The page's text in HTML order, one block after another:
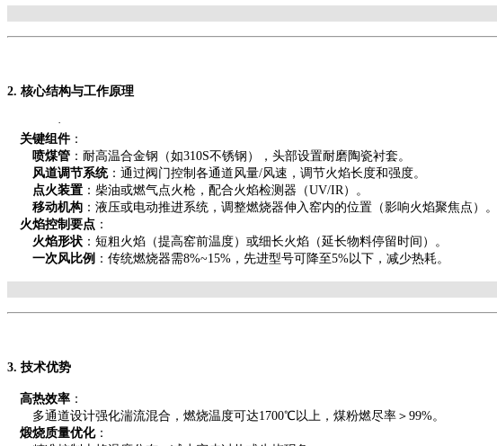
2. 核心结构与工作原理
·
关键组件：
喷煤管 ：耐高温合金钢（如310S不锈钢），头部设置耐磨陶瓷衬套。
风道调节系统：通过阀门控制各通道风量/风速，调节火焰长度和强度。
点火装置 ：柴油或燃气点火枪，配合火焰检测器（UV/IR）。
移动机构 ：液压或电动推进系统，调整燃烧器伸入窑内的位置（影响火焰聚焦点）。
火焰控制要点 ：
火焰形状 ：短粗火焰（提高窑前温度）或细长火焰（延长物料停留时间）。
一次风比例 ：传统燃烧器需8%~15%，先进型号可降至5%以下，减少热耗。
3. 技术优势
高热效率 ：
多通道设计强化湍流混合，燃烧温度可达1700℃以上，煤粉燃尽率＞99%。
煅烧质量优化：